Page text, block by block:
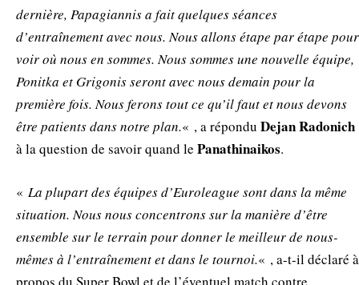
dernière, Papagiannis a fait quelques séances
d’entraînement avec nous. Nous allons étape par étape pour
voir où nous en sommes. Nous sommes une nouvelle équipe,
Ponitka et Grigonis seront avec nous demain pour la
première fois. Nous ferons tout ce qu’il faut et nous devons
être patients dans notre plan.« , a répondu Dejan Radonich
à la question de savoir quand le Panathinaikos.
« La plupart des équipes d’Euroleague sont dans la même
situation. Nous nous concentrons sur la manière d’être
ensemble sur le terrain pour donner le meilleur de nous-
mêmes à l’entraînement et dans le tournoi.« , a-t-il déclaré à